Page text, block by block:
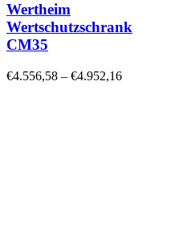
Wertheim
Wertschutzschrank
CM35
€4.556,58 – €4.952,16